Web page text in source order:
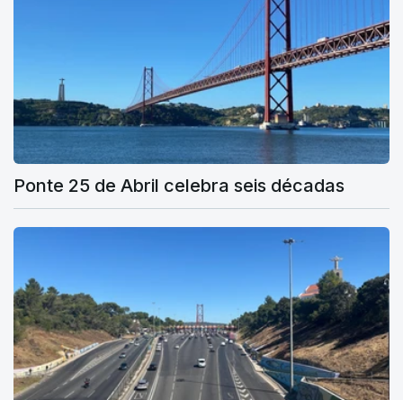
Ponte 25 de Abril celebra seis décadas